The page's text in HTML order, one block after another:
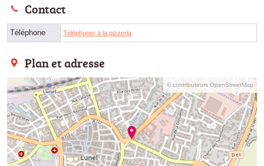
Contact
Téléphone Téléphoner à la pizzeria
Plan et adresse
© contributeurs OpenStreetMap